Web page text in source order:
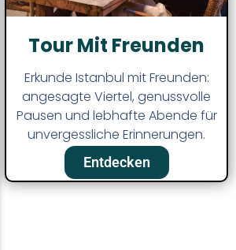
Tour Mit Freunden
Erkunde Istanbul mit Freunden:
angesagte Viertel, genussvolle
Pausen und lebhafte Abende für
unvergessliche Erinnerungen.
Entdecken